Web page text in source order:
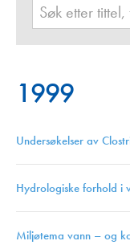
1999
Undersøkelser av
Hydrologiske forhold i
Miljøtema vann – og